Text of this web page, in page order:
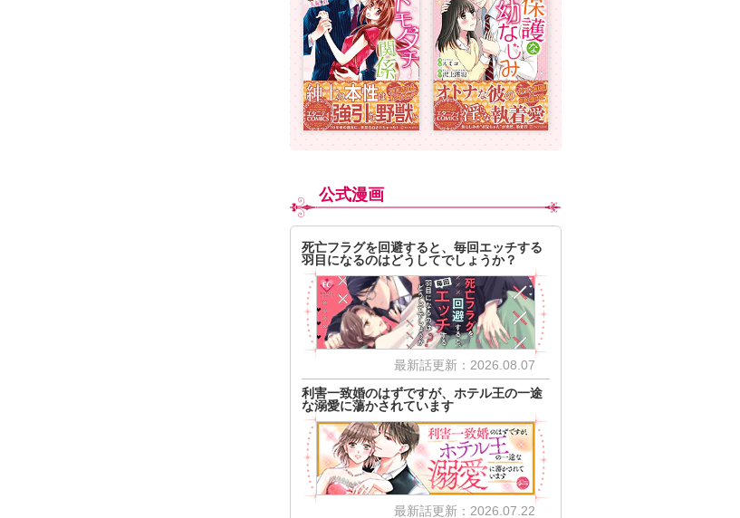
公式漫画
死亡フラグを回避すると、毎回エッチする
羽目になるのはどうしてでしょうか？
最新話更新：2026.08.07
利害一致婚のはずですが、ホテル王の一途
な溺愛に蕩かされています
最新話更新：2026.07.22